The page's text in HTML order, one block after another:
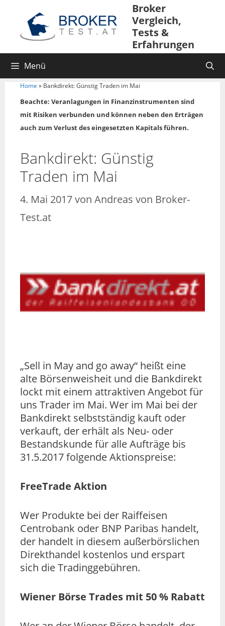
Broker
Vergleich,
Tests &
Erfahrungen
Menü
Home » Bankdirekt: Günstig Traden im Mai
Beachte: Veranlagungen in Finanzinstrumenten sind
mit Risiken verbunden und können neben den Erträgen
auch zum Verlust des eingesetzten Kapitals führen.
Bankdirekt: Günstig
Traden im Mai
4. Mai 2017von Andreas von Broker-
Test.at
„Sell in May and go away“ heißt eine
alte Börsenweisheit und die Bankdirekt
lockt mit einem attraktiven Angebot für
uns Trader im Mai. Wer im Mai bei der
Bankdirekt selbstständig kauft oder
verkauft, der erhält als Neu- oder
Bestandskunde für alle Aufträge bis
31.5.2017 folgende Aktionspreise:
FreeTrade Aktion
Wer Produkte bei der Raiffeisen
Centrobank oder BNP Paribas handelt,
der handelt in diesem außerbörslichen
Direkthandel kostenlos und erspart
sich die Tradinggebühren.
Wiener Börse Trades mit 50 % Rabatt